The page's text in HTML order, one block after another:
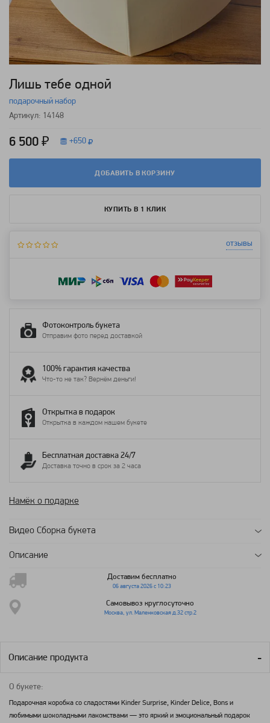
Лишь тебе одной
подарочный набор
Артикул: 14148
6 500 ₽ +650
ДОБАВИТЬ В КОРЗИНУ
КУПИТЬ В 1 КЛИК
отзывы
Фотоконтроль букета
Отправим фото перед доставкой
100% гарантия качества
Что-то не так? Вернём деньги!
Открытка в подарок
Открытка в каждом нашем букете
Бесплатная доставка 24/7
Доставка точно в срок за 2 часа
Намёк о подарке
Видео Сборка букета
Описание
Доставим бесплатно
06 августа 2026 с 10:23
Самовывоз круглосуточно
Москва, ул. Маленковская д.32 стр.2
Описание продукта
О букете:
Подарочная коробка со сладостями Kinder Surprise, Kinder Delice, Bons и
любимыми шоколадными лакомствами — это яркий и эмоциональный подарок